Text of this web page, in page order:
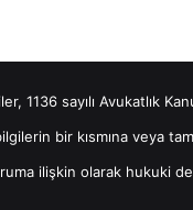
1136 sayılı Avukatlık
bir kısmına veya
ilişkin olarak hukuki